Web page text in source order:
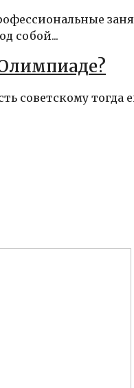
собой...
советскому